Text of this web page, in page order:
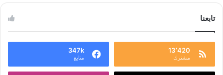
تابعنا
13٬420
مشترك
347k
متابع